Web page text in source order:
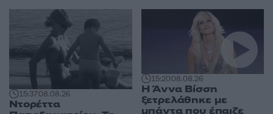
15:3708.08.26
Ντορέττα
15:2008.08.26
Η Άννα Βίσση
ξετρελάθηκε με
μπάντα που έπαιζε